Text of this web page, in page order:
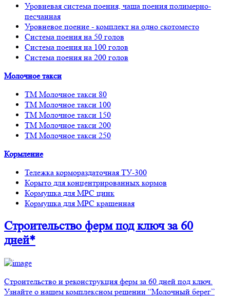
Уровневая система поения, чаша поения полимерно-
песчанная
Уровневое поение - комплект на одно скотоместо
Система поения на 50 голов
Система поения на 100 голов
Система поения на 200 голов
Молочное такси
ТМ Молочное такси 80
ТМ Молочное такси 100
ТМ Молочное такси 150
ТМ Молочное такси 200
ТМ Молочное такси 250
Кормление
Тележка кормораздаточная ТУ-300
Корыто для концентрированных кормов
Кормушка для МРС цинк
Кормушка для МРС крашенная
Строительство фермпод ключ за 60
дней*
Строительство и реконструкция ферм за 60 дней под ключ.
Узнайте о нашем комплексном решении “Молочный берег”